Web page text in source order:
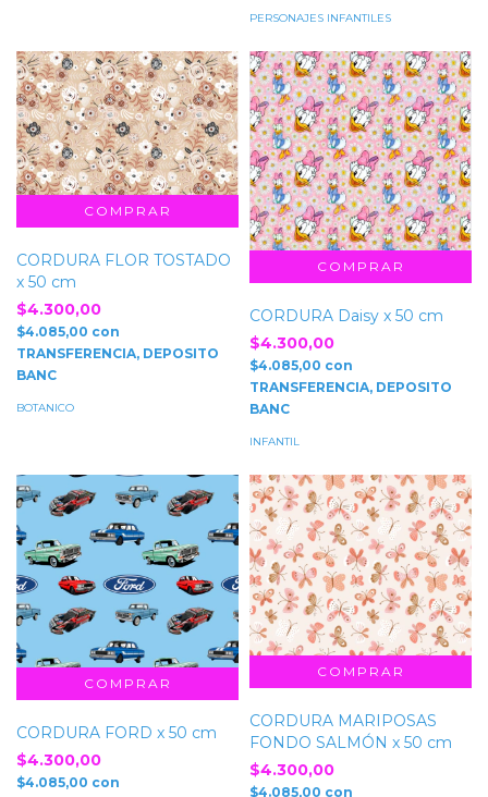
PERSONAJES INFANTILES
CORDURA FLOR TOSTADO
x 50 cm
$4.300,00
$4.085,00 con
TRANSFERENCIA, DEPOSITO
BANC
BOTANICO
CORDURA Daisy x 50 cm
$4.300,00
$4.085,00 con
TRANSFERENCIA, DEPOSITO
BANC
INFANTIL
CORDURA FORD x 50 cm
$4.300,00
$4.085,00 con
CORDURA MARIPOSAS
FONDO SALMÓN x 50 cm
$4.300,00
$4.085,00 con